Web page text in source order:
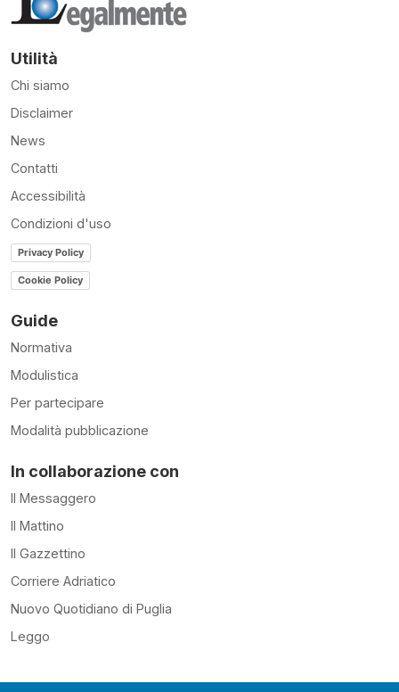
Utilità
Chi siamo
Disclaimer
News
Contatti
Accessibilità
Condizioni d'uso
Privacy Policy
Cookie Policy
Guide
Normativa
Modulistica
Per partecipare
Modalità pubblicazione
In collaborazione con
Il Messaggero
Il Mattino
Il Gazzettino
Corriere Adriatico
Nuovo Quotidiano di Puglia
Leggo